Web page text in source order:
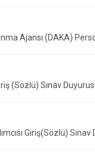
Ajansı (DAKA)
(Sözlü) Sınav
Giriş(Sözlü) Sınav